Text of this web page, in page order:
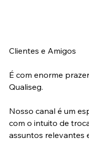
Clientes e Amigos
É com enorme
Qualiseg.
Nosso canal é um
com o intuito de
assuntos relevantes